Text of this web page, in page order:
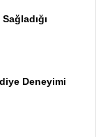
Deneyimi